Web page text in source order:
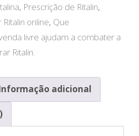
, Prescrição de Ritalin,
online, Que
livre ajudam a combater a
Ritalin.
adicional